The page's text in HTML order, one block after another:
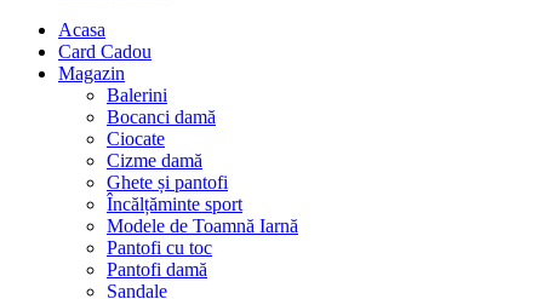
Acasa
Card Cadou
Magazin
Balerini
Bocanci damă
Ciocate
Cizme damă
Ghete și pantofi
Încălțăminte sport
Modele de Toamnă Iarnă
Pantofi cu toc
Pantofi damă
Sandale